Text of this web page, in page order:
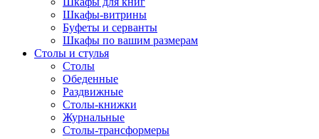
Шкафы-витрины
Буфеты и серванты
Шкафы по вашим размерам
Столы и стулья
Столы
Обеденные
Раздвижные
Столы-книжки
Журнальные
Столы-трансформеры